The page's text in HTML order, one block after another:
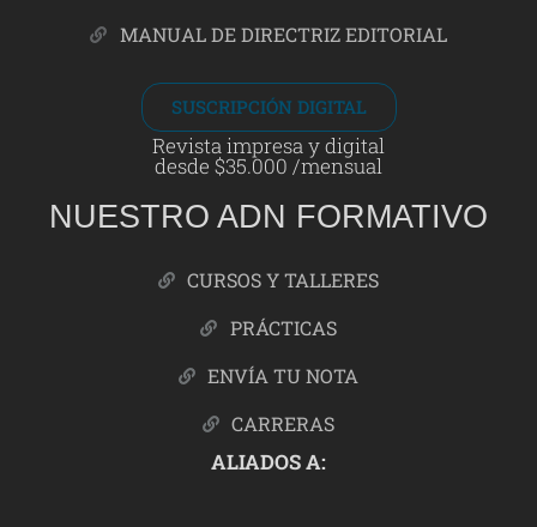
MANUAL DE DIRECTRIZ EDITORIAL
SUSCRIPCIÓN DIGITAL
Revista impresa y digital
desde $35.000 /mensual
NUESTRO ADN FORMATIVO
CURSOS Y TALLERES
PRÁCTICAS
ENVÍA TU NOTA
CARRERAS
ALIADOS A: